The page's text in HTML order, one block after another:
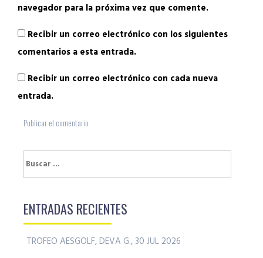
navegador para la próxima vez que comente.
Recibir un correo electrónico con los siguientes
comentarios a esta entrada.
Recibir un correo electrónico con cada nueva
entrada.
Buscar:
ENTRADAS RECIENTES
TROFEO AESGOLF, DEVA G., 30 JUL 2026